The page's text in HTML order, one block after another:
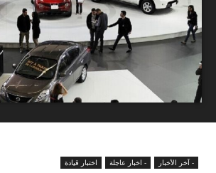
- آخر الأخبار - اخبار عاجلة اختبار قيادة